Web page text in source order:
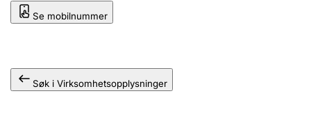
Se mobilnummer
Søk i Virksomhetsopplysninger